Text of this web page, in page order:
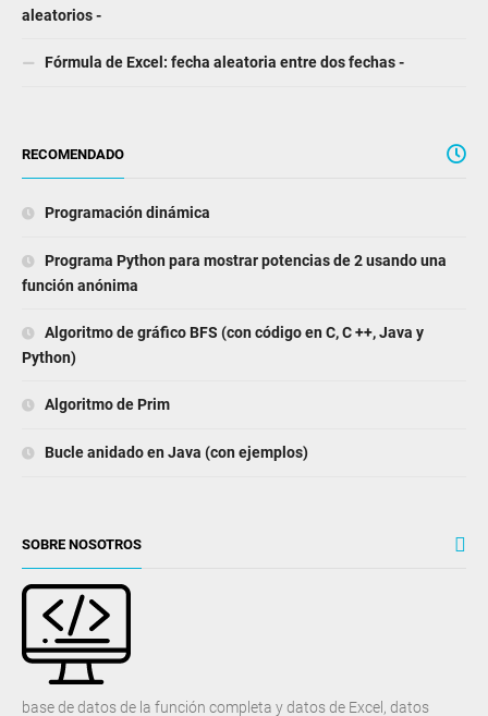
aleatorios -
Fórmula de Excel: fecha aleatoria entre dos fechas -
RECOMENDADO
Programación dinámica
Programa Python para mostrar potencias de 2 usando una
función anónima
Algoritmo de gráfico BFS (con código en C, C ++, Java y
Python)
Algoritmo de Prim
Bucle anidado en Java (con ejemplos)
SOBRE NOSOTROS
base de datos de la función completa y datos de Excel, datos